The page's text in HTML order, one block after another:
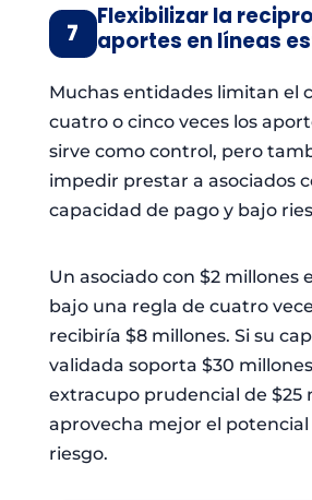
7
Flexibilizar la
aportes en líneas
Muchas entidades limitan el
cuatro o cinco veces los
sirve como control, pero
impedir prestar a asociados
capacidad de pago y bajo
Un asociado con $2 millones
bajo una regla de cuatro
recibiría $8 millones. Si su
validada soporta $30
extracupo prudencial de $25
aprovecha mejor el potencial
riesgo.